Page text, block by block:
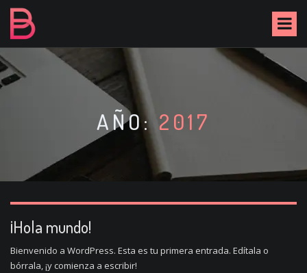
p
t
o
AÑO: 2017
¡Hola mundo!
Bienvenido a WordPress. Esta es tu primera entrada. Edítala o
bórrala, ¡y comienza a escribir!